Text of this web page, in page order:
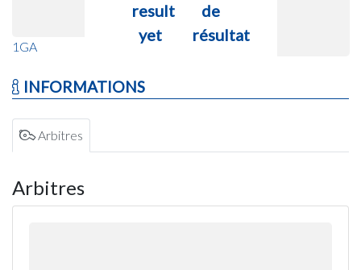
1GA
result
yet
de
résultat
INFORMATIONS
Arbitres
Arbitres